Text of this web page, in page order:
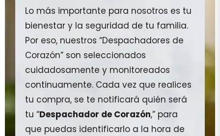
Lo más importante para nosotros es tu
bienestar y la seguridad de tu familia.
Por eso, nuestros “Despachadores de
Corazón” son seleccionados
cuidadosamente y monitoreados
continuamente. Cada vez que realices
tu compra, se te notificará quién será
tu “Despachador de Corazón,” para
que puedas identificarlo a la hora de